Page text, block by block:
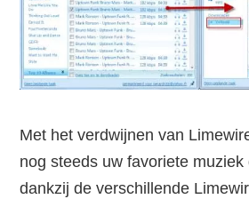
Met het verdwijnen van
nog steeds uw favoriete muziek
dankzij de verschillende